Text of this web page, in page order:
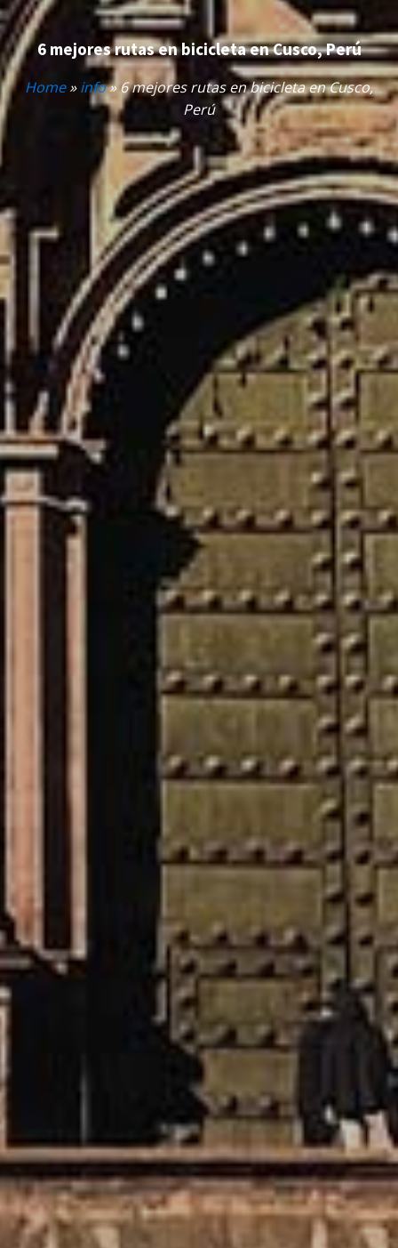
6 mejores rutas en bicicleta en Cusco, Perú
Home»info»6 mejores rutas en bicicleta en Cusco,
Perú